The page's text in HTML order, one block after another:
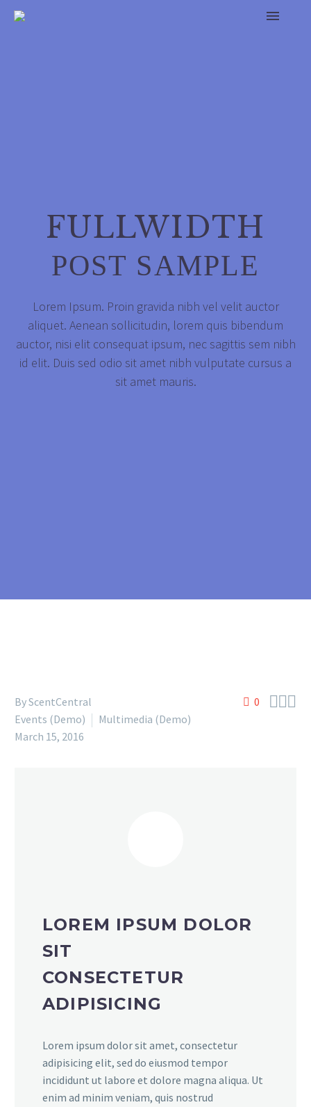
FULLWIDTH
POST SAMPLE
Lorem Ipsum. Proin gravida nibh vel velit auctor
aliquet. Aenean sollicitudin, lorem quis bibendum
auctor, nisi elit consequat ipsum, nec sagittis sem nibh
id elit. Duis sed odio sit amet nibh vulputate cursus a
sit amet mauris.
0 
ByScentCentral
Events (Demo)
Multimedia (Demo)
March 15, 2016
LOREM IPSUM DOLOR
SIT
CONSECTETUR
ADIPISICING
Lorem ipsum dolor sit amet, consectetur
adipisicing elit, sed do eiusmod tempor
incididunt ut labore et dolore magna aliqua. Ut
enim ad minim veniam, quis nostrud